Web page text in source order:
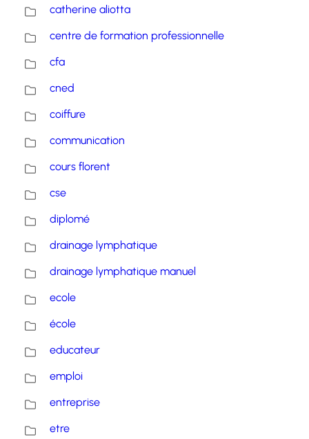
catherine aliotta
centre de formation professionnelle
cfa
cned
coiffure
communication
cours florent
cse
diplomé
drainage lymphatique
drainage lymphatique manuel
ecole
école
educateur
emploi
entreprise
etre